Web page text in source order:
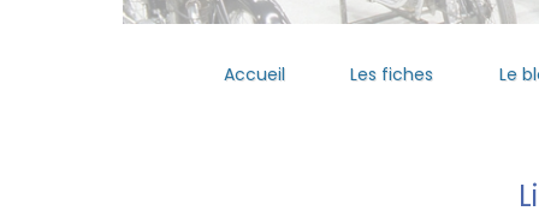
Accueil Les fiches Le